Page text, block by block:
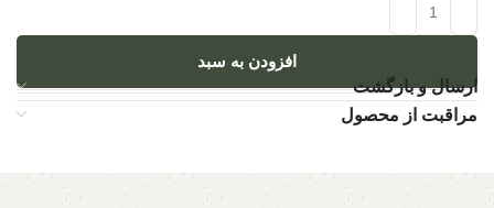
افزودن به سبد
ارسال و بازگشت
مراقبت از محصول